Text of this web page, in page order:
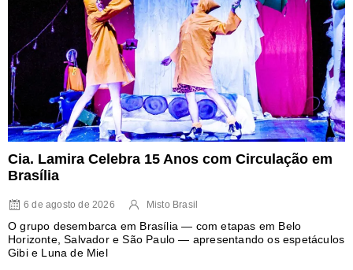
Cia. Lamira Celebra 15 Anos com Circulação em
Brasília
6 de agosto de 2026 Misto Brasil
O grupo desembarca em Brasília — com etapas em Belo
Horizonte, Salvador e São Paulo — apresentando os espetáculos
Gibi e Luna de Miel